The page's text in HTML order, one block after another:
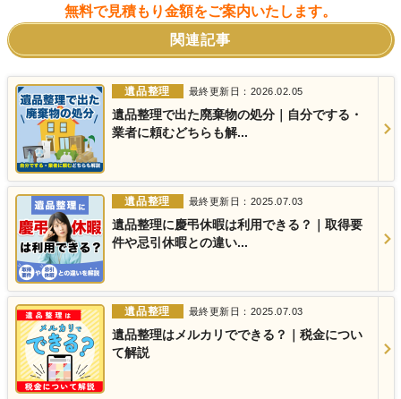
無料で見積もり金額をご案内いたします。
関連記事
遺品整理 最終更新日：2026.02.05
遺品整理で出た廃棄物の処分｜自分でする・
業者に頼むどちらも解...
遺品整理 最終更新日：2025.07.03
遺品整理に慶弔休暇は利用できる？｜取得要
件や忌引休暇との違い...
遺品整理 最終更新日：2025.07.03
遺品整理はメルカリでできる？｜税金につい
て解説